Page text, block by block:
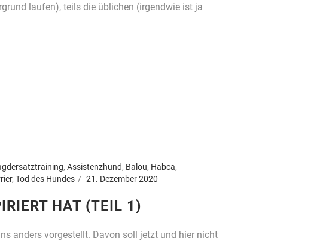
laufen), teils die üblichen (irgendwie ist ja
, Assistenzhund, Balou, Habca,
, Tod des Hundes 21. Dezember 2020
HAT (TEIL 1)
anders vorgestellt. Davon soll jetzt und hier nicht